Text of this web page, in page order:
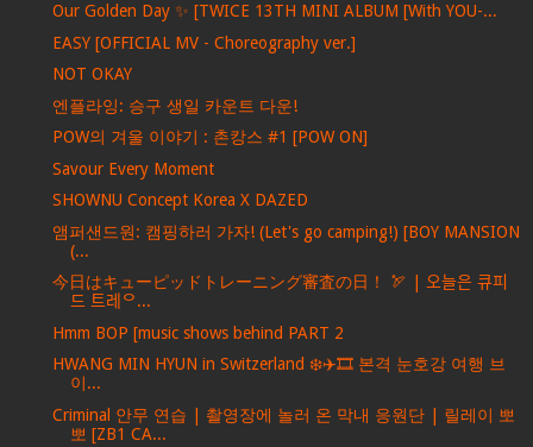
Our Golden Day ✨ [TWICE 13TH MINI ALBUM [With YOU-...
EASY [OFFICIAL MV - Choreography ver.]
NOT OKAY
엔플라잉: 승구 생일 카운트 다운!
POW의 겨울 이야기 : 촌캉스 #1 [POW ON]
Savour Every Moment
SHOWNU Concept Korea X DAZED
앰퍼샌드원: 캠핑하러 가자! (Let's go camping!) [BOY MANSION
(...
今日はキューピッドトレーニング審査の日！ 🏹 | 오늘은 큐피
드 트레ᄋ...
Hmm BOP [music shows behind PART 2
HWANG MIN HYUN in Switzerland ❄️✈️🎞️ 본격 눈호강 여행 브
이...
Criminal 안무 연습 | 촬영장에 놀러 온 막내 응원단 | 릴레이 뽀
뽀 [ZB1 CA...